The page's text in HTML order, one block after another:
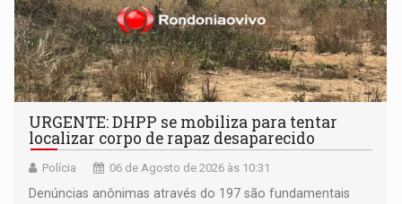
URGENTE: DHPP se mobiliza para tentar
localizar corpo de rapaz desaparecido
Polícia 06 de Agosto de 2026 às 10:31
Denúncias anônimas através do 197 são fundamentais